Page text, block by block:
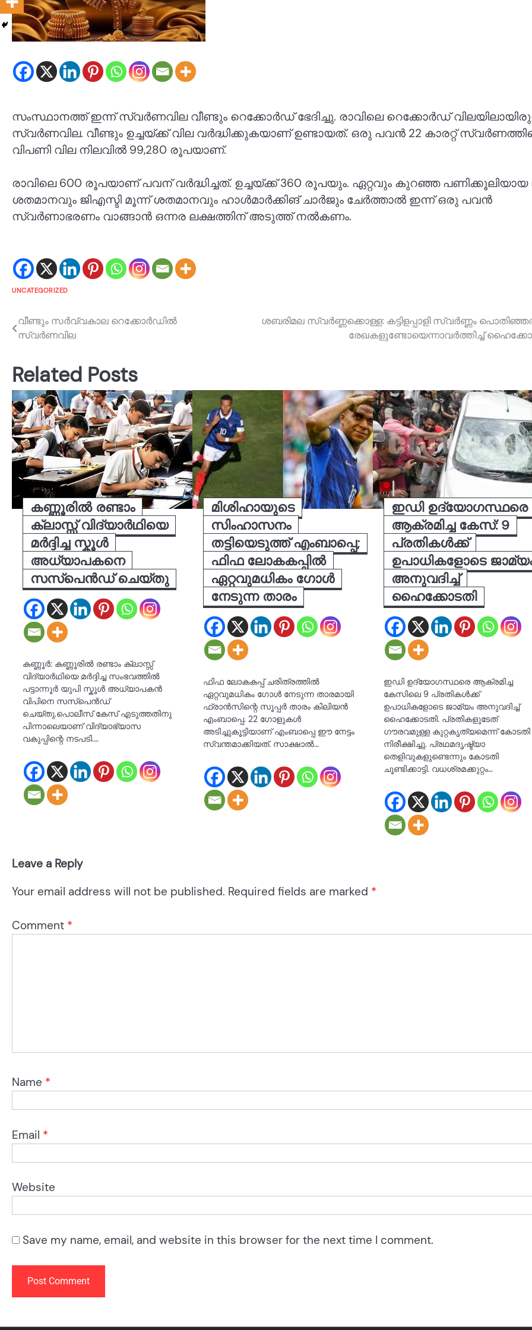
സംസ്ഥാനത്ത് ഇന്ന് സ്വർണവില വീണ്ടും റെക്കോർഡ് ഭേദിച്ചു. രാവിലെ റെക്കോ‍ർഡ്
സ്വർണവില. വീണ്ടും ഉച്ചയ്ക്ക് വില വർദ്ധിക്കുകയാണ് ഉണ്ടായത്. ഒരു പവൻ 22 കാരറ്റ്
വിപണി വില നിലവിൽ 99,280 രൂപയാണ്.
രാവിലെ 600 രൂപയാണ് പവന് വർദ്ധിച്ചത്. ഉച്ചയ്ക്ക് 360 രൂപയും. ഏറ്റവും കുറഞ്ഞ പണിക്കൂലിയായ
ശതമാനവും ജിഎസ്ടി മൂന്ന് ശതമാനവും ഹാൾമാർക്കിങ് ചാർജും ചേർത്താൽ ഇന്ന് ഒരു പവൻ
സ്വർണാഭരണം വാങ്ങാൻ ഒന്നര ലക്ഷത്തിന് അടുത്ത് നൽകണം.
UNCATEGORIZED
Post
വീണ്ടും സർവ്വകാല റെക്കോർഡിൽ
സ്വർണവില
ശബരിമല സ്വർണ്ണക്കൊള്ള: കട്ടിളപ്പാളി സ്വർണ്ണം
രേഖകളുണ്ടോയെന്നാവർത്തിച്ച്
Related Posts
കണ്ണൂരില്‍ രണ്ടാം
ക്ലാസ്സ് വിദ്യാര്‍ഥിയെ
മര്‍ദ്ദിച്ച സ്കൂള്‍
അധ്യാപകനെ
സസ്പെൻഡ് ചെയ്തു
കണ്ണൂർ: കണ്ണൂരില്‍ രണ്ടാം ക്ലാസ്സ്
വിദ്യാർഥിയെ മർദ്ദിച്ച സംഭവത്തില്‍
പട്ടാന്നൂര്‍ യുപി സ്കൂള്‍ അധ്യാപകൻ
വിപിനെ സസ്പെൻഡ്
ചെയ്തു.പൊലീസ് കേസ് എടുത്തതിനു
പിന്നാലെയാണ് വിദ്യാഭ്യാസ
വകുപ്പിന്റെ നടപടി.…
മിശിഹായുടെ
സിംഹാസനം
തട്ടിയെടുത്ത് എംബാപ്പെ;
ഫിഫ ലോകകപ്പിൽ
ഏറ്റവുമധികം ഗോൾ
നേടുന്ന താരം
ഫിഫ ലോകകപ്പ് ചരിത്രത്തിൽ
ഏറ്റവുമധികം ഗോൾ നേടുന്ന താരമായി
ഫ്രാൻസിന്റെ സൂപ്പർ താരം കിലിയൻ
എംബാപ്പെ. 22 ഗോളുകൾ
അടിച്ചുകൂട്ടിയാണ് എംബാപ്പെ ഈ നേട്ടം
സ്വന്തമാക്കിയത്. സാക്ഷാൽ…
ഇഡി ഉദ്യോ​ഗസ്ഥരെ
ആക്രമിച്ച കേസ്: 9
പ്രതികൾക്ക്
ഉപാധികളോടെ
അനുവദിച്ച്
ഹൈക്കോടതി
ഇഡി ഉദ്യോ​ഗസ്ഥരെ ആക്രമിച്ച
കേസിലെ 9 പ്രതികൾക്ക്
ഉപാധികളോടെ ജാമ്യം അനുവദിച്ച്
ഹൈക്കോടതി. പ്രതികളുടേത് ​
ഗൗരവമുള്ള കുറ്റകൃത്യമെന്ന് കോടതി
നിരീക്ഷിച്ചു. പ്രഥമദൃഷ്ട്യാ
തെളിവുകളുണ്ടെന്നും കോടതി
ചൂണ്ടിക്കാട്ടി. വധശ്രമക്കുറ്റം…
Leave a Reply
Your email address will not be published. Required fields are marked *
Comment *
Name *
Email *
Website
Save my name, email, and website in this browser for the next time I comment.